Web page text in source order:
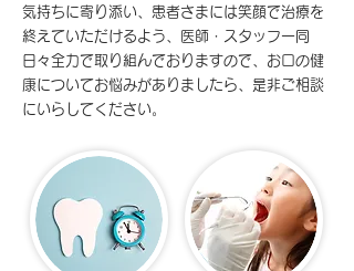
気持ちに寄り添い、患者さまには笑顔で治療を
終えていただけるよう、医師・スタッフ一同
日々全力で取り組んでおりますので、お口の健
康についてお悩みがありましたら、是非ご相談
にいらしてください。